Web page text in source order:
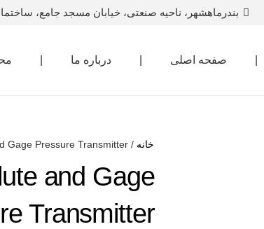
بندرماهشهر، ناحیه صنعتی، خیابان مسجد جامع،
صفحه اصلی درباره ما
خانه /
Gage Pressure Transmitter
and Gage
Transmitter